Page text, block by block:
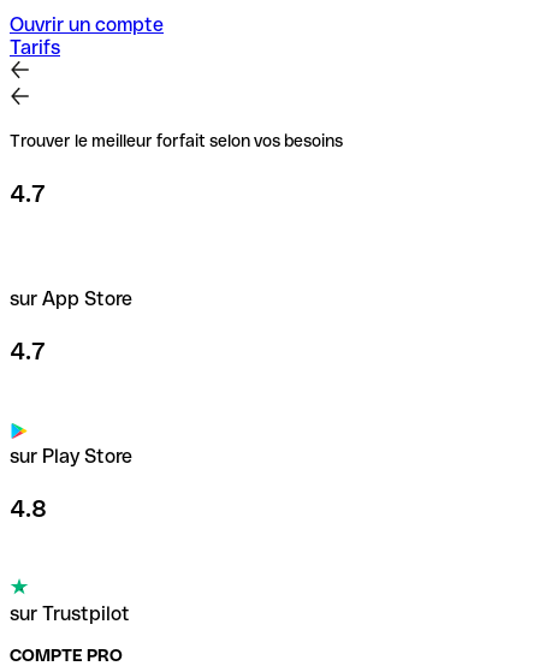
Ouvrir un compte
Tarifs
Trouver le meilleur forfait selon vos besoins
4.7
sur App Store
4.7
sur Play Store
4.8
sur Trustpilot
COMPTE PRO